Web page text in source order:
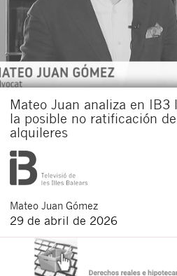
Mateo Juan analiza en IB3
la posible no ratificación
alquileres
Mateo Juan Gómez
29 de abril de 2026